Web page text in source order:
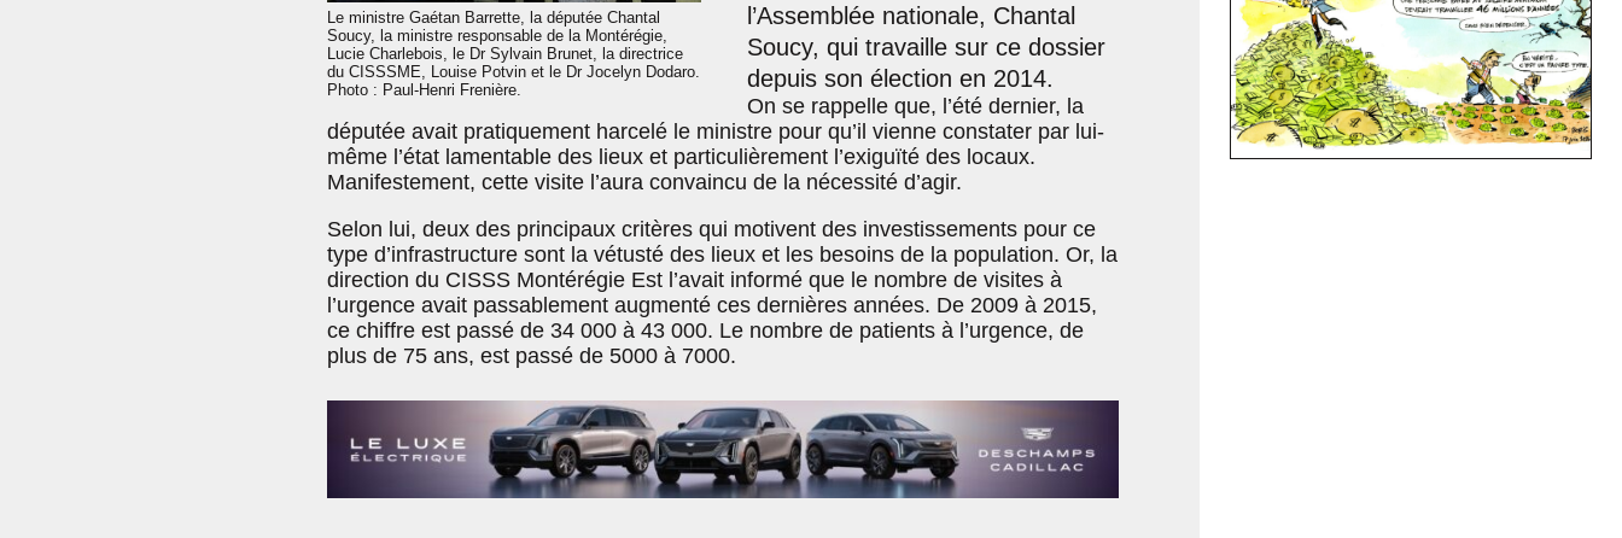
Le ministre Gaétan Barrette, la députée Chantal
Soucy, la ministre responsable de la Montérégie,
Lucie Charlebois, le Dr Sylvain Brunet, la directrice
du CISSSME, Louise Potvin et le Dr Jocelyn Dodaro.
Photo : Paul-Henri Frenière.
l’Assemblée nationale, Chantal
Soucy, qui travaille sur ce dossier
depuis son élection en 2014.
On se rappelle que, l’été dernier, la
députée avait pratiquement harcelé le ministre pour qu’il vienne constater par lui-
même l’état lamentable des lieux et particulièrement l’exiguïté des locaux.
Manifestement, cette visite l’aura convaincu de la nécessité d’agir.
Selon lui, deux des principaux critères qui motivent des investissements pour ce
type d’infrastructure sont la vétusté des lieux et les besoins de la population. Or, la
direction du CISSS Montérégie Est l’avait informé que le nombre de visites à
l’urgence avait passablement augmenté ces dernières années. De 2009 à 2015,
ce chiffre est passé de 34 000 à 43 000. Le nombre de patients à l’urgence, de
plus de 75 ans, est passé de 5000 à 7000.